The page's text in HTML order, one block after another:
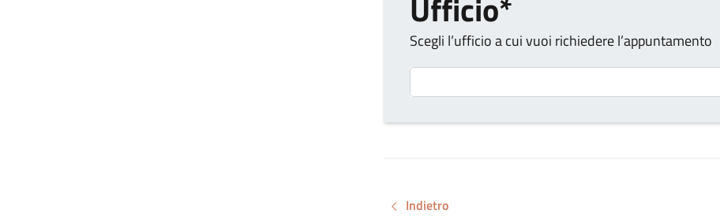
Ufficio*
Scegli l’ufficio a cui vuoi richiedere l’appuntamento
Tipo di ufficio
Indietro